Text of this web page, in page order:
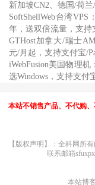
新加坡CN2、德国/荷
SoftShellWeb台湾
年，送双倍流量，支持
GTHost加拿大/瑞士
元/月起，支持支付宝/
iWebFusion美国物理
选Windows，支持支付
本站不销售产品、不代购
【版权声明】：全科网所
联系邮箱
本站博